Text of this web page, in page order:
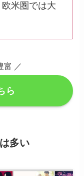
米圏では大
富 ／
ら
多い